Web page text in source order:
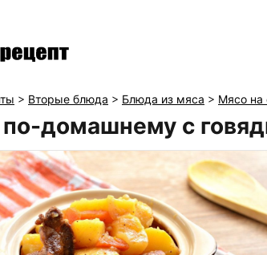
> Вторые блюда > Блюда из мяса > Мясо на
домашнему с